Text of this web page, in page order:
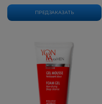
ПРЕДЗАКАЗАТЬ